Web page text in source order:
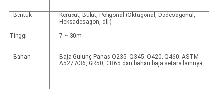
Bentuk
Kerucut, Bulat, Poligonal (Oktagonal, Dodesagonal,
Heksadesagon, dll.)
Tinggi 7 ~ 30m
Bahan
Baja Gulung Panas Q235, Q345, Q420, Q460, ASTM
A527 A36, GR50, GR65 dan bahan baja setara lainnya